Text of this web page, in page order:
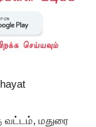
வட்டம், மதுரை